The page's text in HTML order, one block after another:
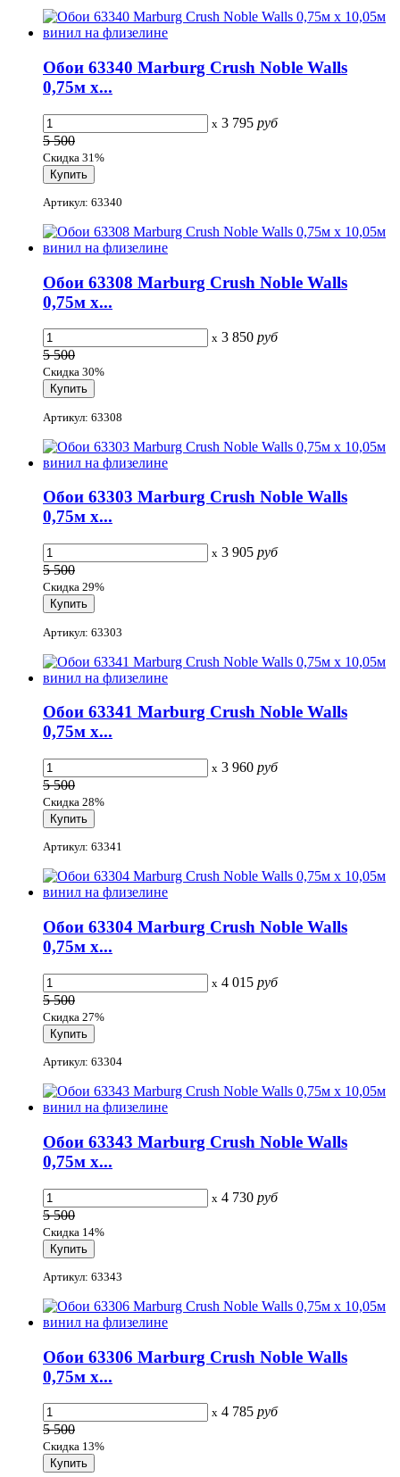
Обои 63340 Marburg Crush Noble Walls
0,75м x...
x 3 795 руб
5 500
Скидка 31%
Артикул: 63340
Обои 63308 Marburg Crush Noble Walls
0,75м x...
x 3 850 руб
5 500
Скидка 30%
Артикул: 63308
Обои 63303 Marburg Crush Noble Walls
0,75м x...
x 3 905 руб
5 500
Скидка 29%
Артикул: 63303
Обои 63341 Marburg Crush Noble Walls
0,75м x...
x 3 960 руб
5 500
Скидка 28%
Артикул: 63341
Обои 63304 Marburg Crush Noble Walls
0,75м x...
x 4 015 руб
5 500
Скидка 27%
Артикул: 63304
Обои 63343 Marburg Crush Noble Walls
0,75м x...
x 4 730 руб
5 500
Скидка 14%
Артикул: 63343
Обои 63306 Marburg Crush Noble Walls
0,75м x...
x 4 785 руб
5 500
Скидка 13%